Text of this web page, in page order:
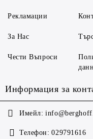
Рекламации
За Нас
Чести Въпроси
Информация за
Имейл:
Телефон: 029791616